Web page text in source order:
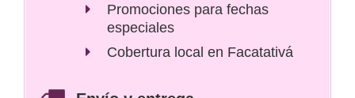
Promociones para fechas
especiales
Cobertura local en Facatativá